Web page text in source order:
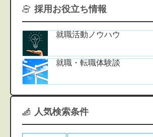
採用お役立ち情報
就職活動ノウハウ
就職・転職体験談
人気検索条件